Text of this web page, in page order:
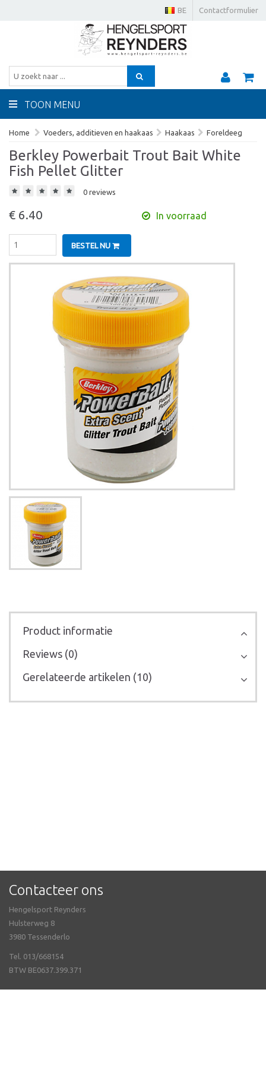
Contactformulier
BE
TOON MENU
Home Voeders, additieven en haakaas Haakaas Foreldeeg
Berkley Powerbait Trout Bait White
Fish Pellet Glitter
0 reviews
€ 6.40 In voorraad
BESTEL NU
Product informatie
Reviews (0)
Gerelateerde artikelen (10)
Contacteer ons
Hengelsport Reynders
Hulsterweg 8
3980 Tessenderlo
Tel. 013/668154
BTW BE0637.399.371